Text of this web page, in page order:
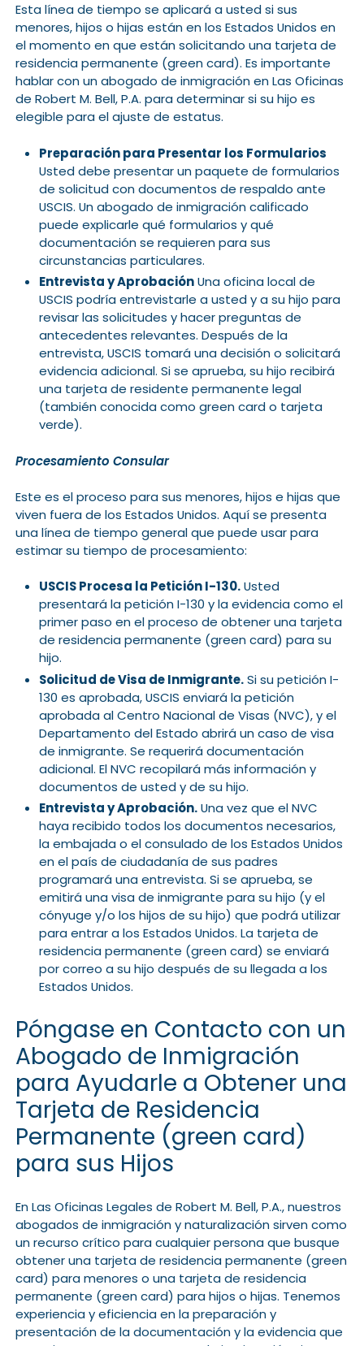
Esta línea de tiempo se aplicará a usted si sus
menores, hijos o hijas están en los Estados Unidos en
el momento en que están solicitando una tarjeta de
residencia permanente (green card). Es importante
hablar con un abogado de inmigración en Las Oficinas
de Robert M. Bell, P.A. para determinar si su hijo es
elegible para el ajuste de estatus.
Preparación para Presentar los Formularios
Usted debe presentar un paquete de formularios
de solicitud con documentos de respaldo ante
USCIS. Un abogado de inmigración calificado
puede explicarle qué formularios y qué
documentación se requieren para sus
circunstancias particulares.
Entrevista y AprobaciónUna oficina local de
USCIS podría entrevistarle a usted y a su hijo para
revisar las solicitudes y hacer preguntas de
antecedentes relevantes. Después de la
entrevista, USCIS tomará una decisión o solicitará
evidencia adicional. Si se aprueba, su hijo recibirá
una tarjeta de residente permanente legal
(también conocida como green card o tarjeta
verde).
Procesamiento Consular
Este es el proceso para sus menores, hijos e hijas que
viven fuera de los Estados Unidos. Aquí se presenta
una línea de tiempo general que puede usar para
estimar su tiempo de procesamiento:
USCIS Procesa la Petición I-130.Usted
presentará la petición I-130 y la evidencia como el
primer paso en el proceso de obtener una tarjeta
de residencia permanente (green card) para su
hijo.
Solicitud de Visa de Inmigrante.Si su petición I-
130 es aprobada, USCIS enviará la petición
aprobada al Centro Nacional de Visas (NVC), y el
Departamento del Estado abrirá un caso de visa
de inmigrante. Se requerirá documentación
adicional. El NVC recopilará más información y
documentos de usted y de su hijo.
Entrevista y Aprobación.Una vez que el NVC
haya recibido todos los documentos necesarios,
la embajada o el consulado de los Estados Unidos
en el país de ciudadanía de sus padres
programará una entrevista. Si se aprueba, se
emitirá una visa de inmigrante para su hijo (y el
cónyuge y/o los hijos de su hijo) que podrá utilizar
para entrar a los Estados Unidos. La tarjeta de
residencia permanente (green card) se enviará
por correo a su hijo después de su llegada a los
Estados Unidos.
Póngase en Contacto con un
Abogado de Inmigración
para Ayudarle a Obtener una
Tarjeta de Residencia
Permanente (green card)
para sus Hijos
En Las Oficinas Legales de Robert M. Bell, P.A., nuestros
abogados de inmigración y naturalización sirven como
un recurso crítico para cualquier persona que busque
obtener una tarjeta de residencia permanente (green
card) para menores o una tarjeta de residencia
permanente (green card) para hijos o hijas. Tenemos
experiencia y eficiencia en la preparación y
presentación de la documentación y la evidencia que